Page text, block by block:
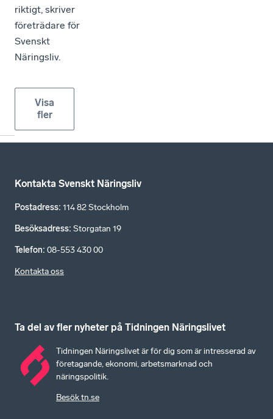
riktigt, skriver
företrädare för
Svenskt
Näringsliv.
Visa
fler
Kontakta Svenskt Näringsliv
Postadress: 114 82 Stockholm
Besöksadress: Storgatan 19
Telefon: 08-553 430 00
Kontakta oss
Ta del av fler nyheter på Tidningen Näringslivet
Tidningen Näringslivet är för dig som är intresserad av
företagande, ekonomi, arbetsmarknad och
näringspolitik.
Besök tn.se